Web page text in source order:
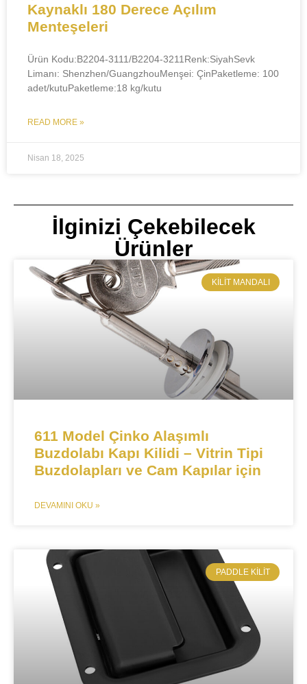
Kaynaklı 180 Derece Açılım
Menteşeleri​​
​​​​Ürün Kodu:B2204-3111/B2204-3211​​Renk:SiyahSevk
Limanı: Shenzhen/Guangzhou​Menşei: ÇinPaketleme: 100
adet/kutuPaketleme:18 kg/kutu
READ MORE »
Nisan 18, 2025
İlginizi Çekebilecek
Ürünler
KILIT MANDALI​
​​611 Model Çinko Alaşımlı
Buzdolabı Kapı Kilidi – Vitrin Tipi
Buzdolapları ve Cam Kapılar için​​
DEVAMINI OKU »
​PADDLE KILIT